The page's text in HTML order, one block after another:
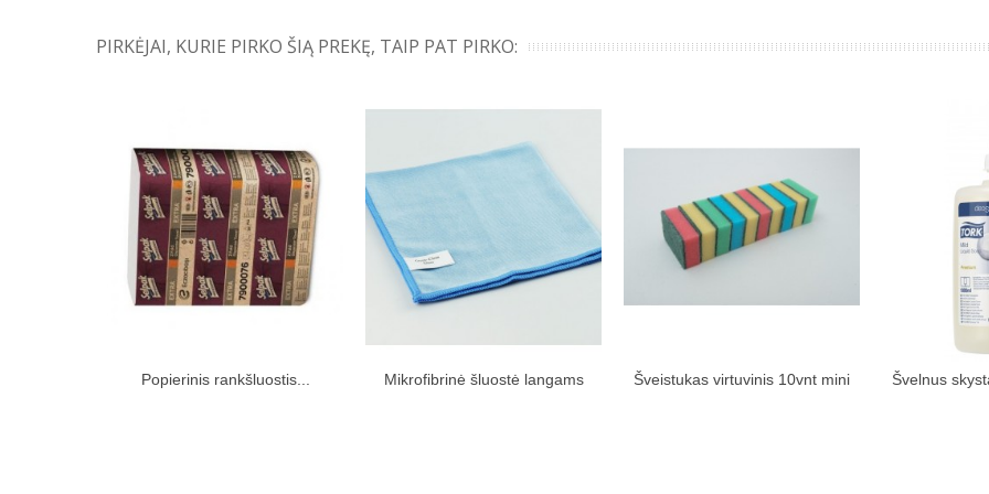
PIRKĖJAI, KURIE PIRKO ŠIĄ PREKĘ, TAIP PAT PIRKO:
Įdėti į pirkinių krepšelį
Popierinis rankšluostis... Įdėti į pirkinių krepšelį
Mikrofibrinė šluostė langams Įdėti į pirkinių krepšelį
Šveistukas virtuvinis 10vnt mini Įdėti į
Švelnus